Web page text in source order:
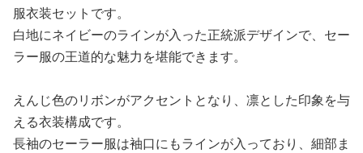
服衣装セットです。
白地にネイビーのラインが入った正統派デザインで、セー
ラー服の王道的な魅力を堪能できます。
えんじ色のリボンがアクセントとなり、凛とした印象を与
える衣装構成です。
長袖のセーラー服は袖口にもラインが入っており、細部ま